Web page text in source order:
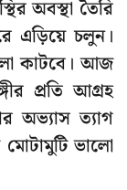
অবস্থা তৈরি
এড়িয়ে চলুন।
কাটবে। আজ
প্রতি আগ্রহ
অভ্যাস ত্যাগ
মোটামুটি ভালো